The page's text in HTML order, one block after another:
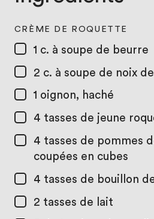
CRÈME DE ROQUETTE
1 c. à soupe de beurre
2 c. à soupe de noix
1 oignon, haché
4 tasses de jeune
4 tasses de pommes
coupées en cubes
4 tasses de bouillon
2 tasses de lait